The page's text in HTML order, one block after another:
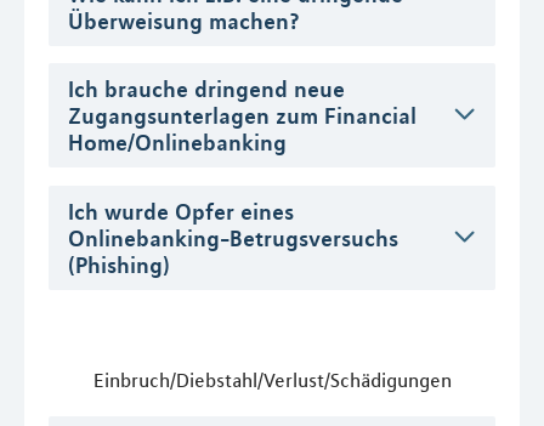
Überweisung machen?
Ich brauche dringend neue
Zugangsunterlagen zum Financial
Home/Onlinebanking
Ich wurde Opfer eines
Onlinebanking-Betrugsversuchs
(Phishing)
Einbruch/Diebstahl/Verlust/Schädigungen